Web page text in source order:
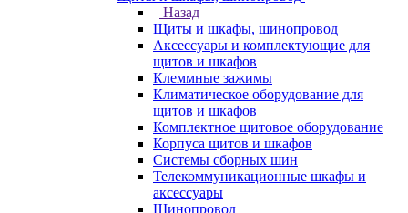
Назад
Щиты и шкафы, шинопровод
Аксессуары и комплектующие для
щитов и шкафов
Клеммные зажимы
Климатическое оборудование для
щитов и шкафов
Комплектное щитовое оборудование
Корпуса щитов и шкафов
Системы сборных шин
Телекоммуникационные шкафы и
аксессуары
Шинопровод